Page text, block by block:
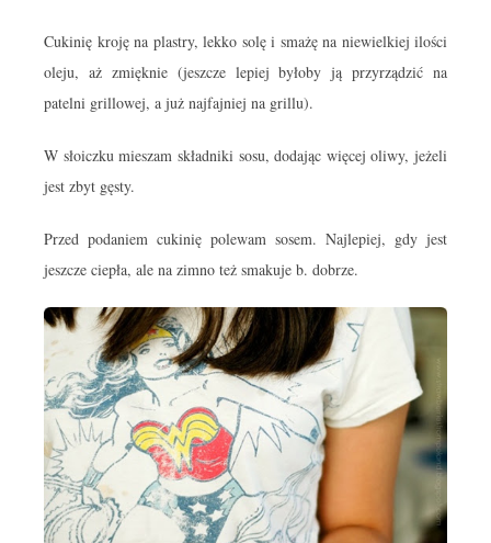
Cukinię kroję na plastry, lekko solę i smażę na niewielkiej ilości
oleju, aż zmięknie (jeszcze lepiej byłoby ją przyrządzić na
patelni grillowej, a już najfajniej na grillu).
W słoiczku mieszam składniki sosu, dodając więcej oliwy, jeżeli
jest zbyt gęsty.
Przed podaniem cukinię polewam sosem. Najlepiej, gdy jest
jeszcze ciepła, ale na zimno też smakuje b. dobrze.